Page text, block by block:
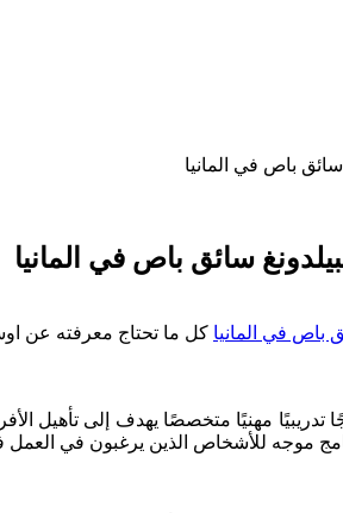
باص في المانيا
سائق باص في المانيا
كل ما تحتاج معرفته عن
تدريبيًا مهنيًا متخصصًا يهدف إلى تأهيل
موجه للأشخاص الذين يرغبون في